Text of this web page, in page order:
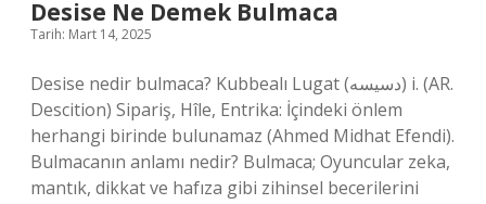
Desise Ne Demek Bulmaca
Tarih: Mart 14, 2025
Desise nedir bulmaca? Kubbealı Lugat (ﺩﺳﻴﺴﻪ) i. (AR.
Descition) Sipariş, Hîle, Entrika: İçindeki önlem
herhangi birinde bulunamaz (Ahmed Midhat Efendi).
Bulmacanın anlamı nedir? Bulmaca; Oyuncular zeka,
mantık, dikkat ve hafıza gibi zihinsel becerilerini